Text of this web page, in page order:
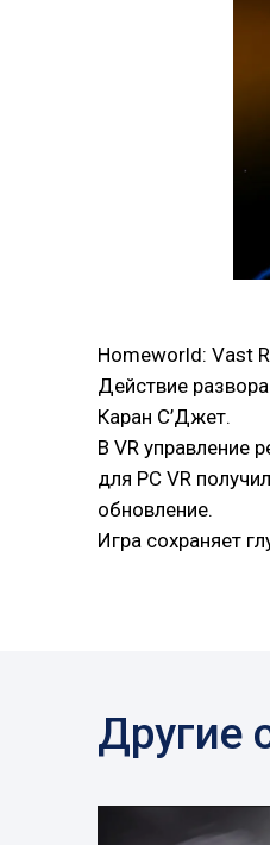
Homeworld: Vast
Действие
Каран С’Джет.
В VR управление
для PC VR
обновление.
Игра сохраняет
Другие